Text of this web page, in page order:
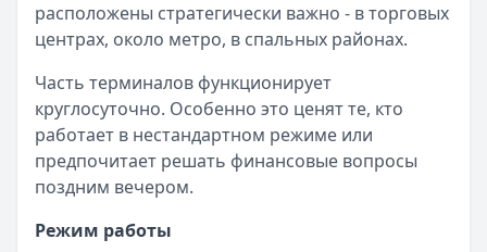
расположены стратегически важно - в торговых
центрах, около метро, в спальных районах.
Часть терминалов функционирует
круглосуточно. Особенно это ценят те, кто
работает в нестандартном режиме или
предпочитает решать финансовые вопросы
поздним вечером.
Режим работы